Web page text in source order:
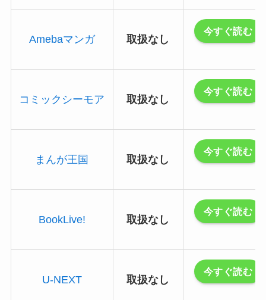
Amebaマンガ 取扱なし
今すぐ読む
コミックシーモア 取扱なし
今すぐ読む
まんが王国 取扱なし
今すぐ読む
BookLive! 取扱なし
今すぐ読む
U-NEXT 取扱なし
今すぐ読む